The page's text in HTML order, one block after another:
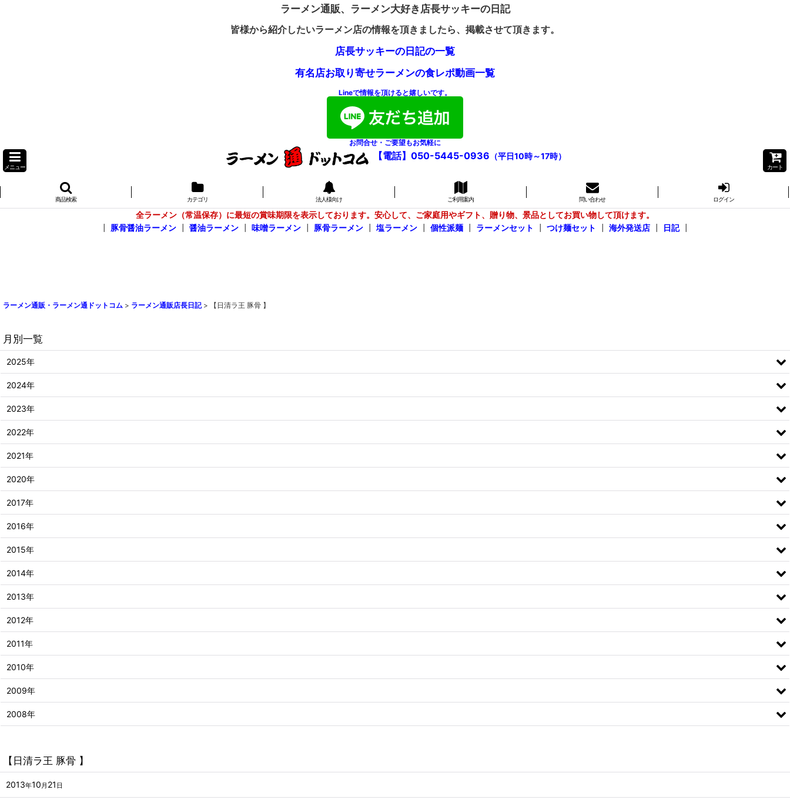
ラーメン通販、ラーメン大好き店長サッキーの日記
皆様から紹介したいラーメン店の情報を頂きましたら、掲載させて頂きます。
店長サッキーの日記の一覧
有名店お取り寄せラーメンの食レポ動画一覧
Lineで情報を頂けると嬉しいです。
お問合せ・ご要望もお気軽に
メニュー
【電話】050-5445-0936 （平日10時～17時）
カート
商品検索 カテゴリ 法人様向け ご利用案内 問い合わせ ログイン
全ラーメン（常温保存）に最短の賞味期限を表示しております。安心して、ご家庭用やギフト、贈り物、景品としてお買い物して頂けます。
豚骨醤油ラーメン 醤油ラーメン 味噌ラーメン 豚骨ラーメン 塩ラーメン 個性派麺 ラーメンセット つけ麺セット 海外発送店 日記┃
ラーメン通販・ラーメン通ドットコム > ラーメン通販店長日記 > 【日清ラ王 豚骨 】
【日清ラ王 豚骨 】
2013年10 月 21 日
月別一覧
2025年
2024年
2023年
2022年
2021年
2020年
2017年
2016年
2015年
2014年
2013年
2012年
2011年
2010年
2009年
2008年